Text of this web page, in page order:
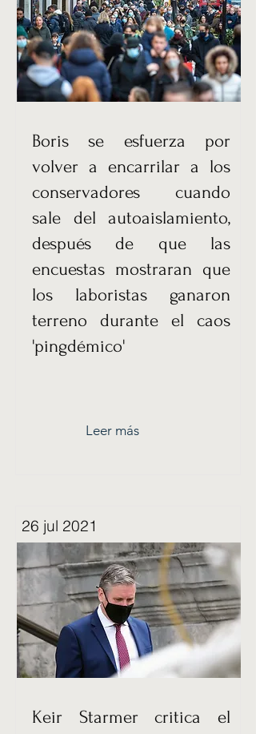
Boris se esfuerza por
volver a encarrilar a los
conservadores cuando
sale del autoaislamiento,
después de que las
encuestas mostraran que
los laboristas ganaron
terreno durante el caos
'pingdémico'
Leer más
26 jul 2021
Keir Starmer critica el